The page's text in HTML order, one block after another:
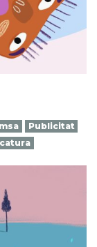
Publicitat